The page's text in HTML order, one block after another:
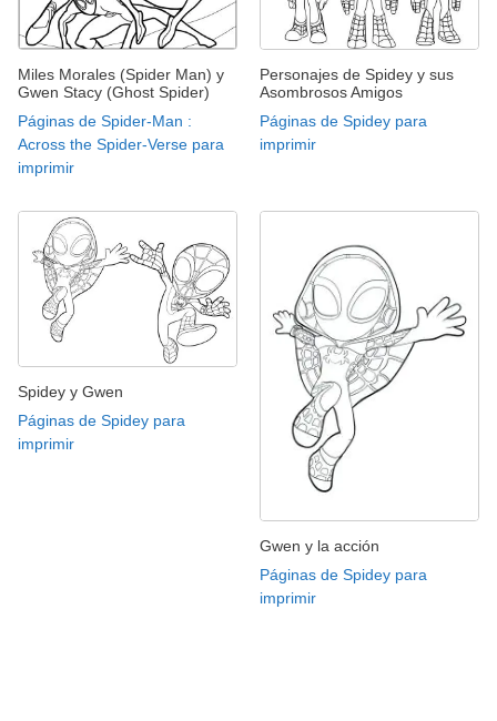
Miles Morales (Spider Man) y
Gwen Stacy (Ghost Spider)
Páginas de Spider-Man :
Across the Spider-Verse para
imprimir
Personajes de Spidey y sus
Asombrosos Amigos
Páginas de Spidey para
imprimir
Spidey y Gwen
Páginas de Spidey para
imprimir
Gwen y la acción
Páginas de Spidey para
imprimir